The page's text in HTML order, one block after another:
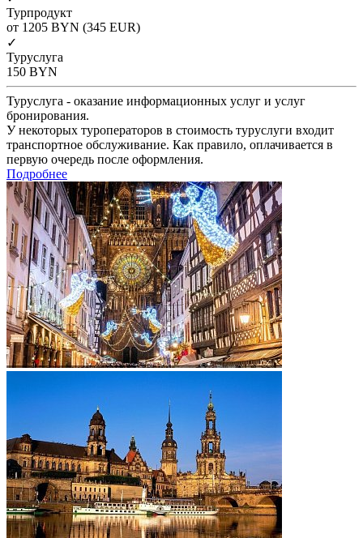
Турпродукт
от 1205 BYN (345 EUR)
✓
Туруслуга
150 BYN
Туруслуга - оказание информационных услуг и услуг
бронирования.
У некоторых туроператоров в стоимость туруслуги входит
транспортное обслуживание. Как правило, оплачивается в
первую очередь после оформления.
Подробнее